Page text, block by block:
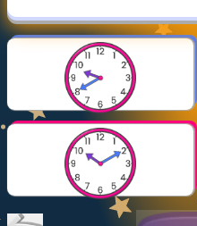
Junior Matte
Vis mer
Bestill
LÆREPLAN
Velg læreplan